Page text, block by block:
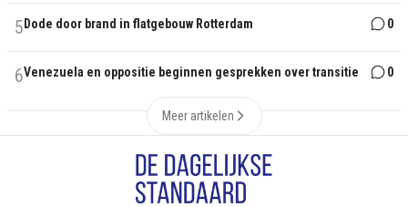
5 Dode door brand in flatgebouw Rotterdam 0
6Venezuela en oppositie beginnen gesprekken over transitie 0
Meer artikelen